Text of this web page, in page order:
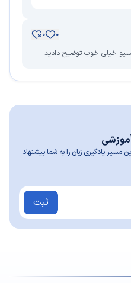
0
0
خیلی خوب توضیح دادید
مسیر یادگیری زبان را به شما پیشنهاد
ثبت